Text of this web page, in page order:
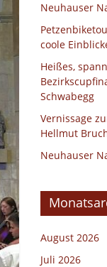
Neuhauser
coole
Heißes,
Schwabegg
Vernissage
Hellmut
Neuhauser
August 2026
Juli 2026